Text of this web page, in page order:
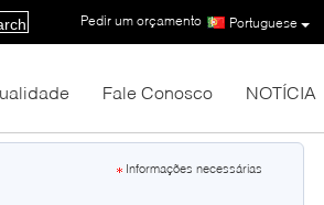
Portuguese
Pedir um orçamento |
Fale Conosco NOTÍCIA
Informações necessárias